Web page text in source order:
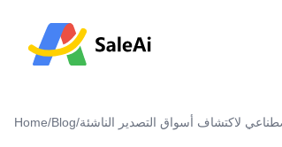
Home/Blog/لاكتشاف أسواق التصدير الناشئة